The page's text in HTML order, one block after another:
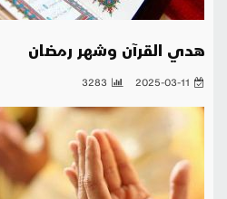
هدي القرآن وشهر رمضان
2025-03-11
3283